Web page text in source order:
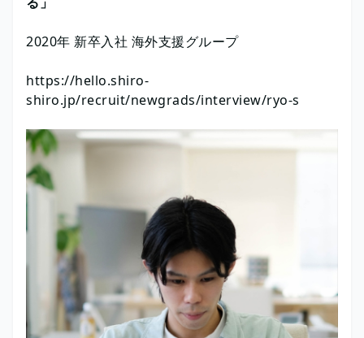
2020年 新卒入社 海外支援グループ
https://hello.shiro-
shiro.jp/recruit/newgrads/interview/ryo-s